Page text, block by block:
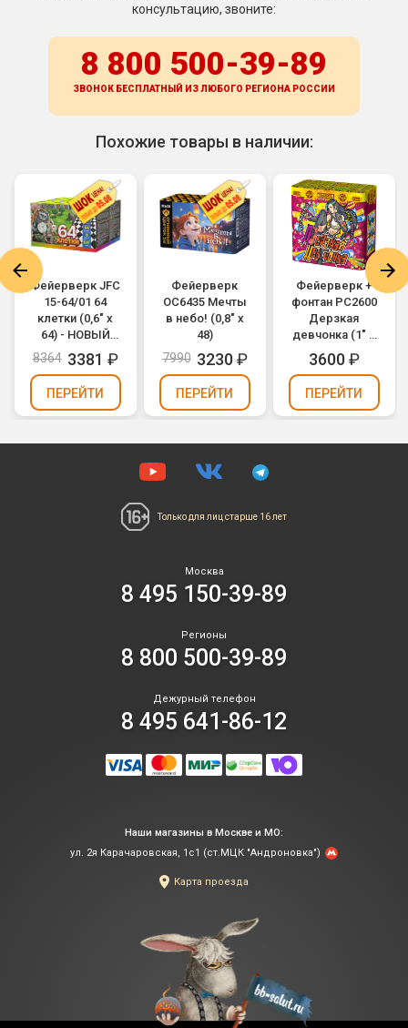
консультацию, звоните:
8 800 500-39-89
ЗВОНОК БЕСПЛАТНЫЙ ИЗ ЛЮБОГО РЕГИОНА РОССИИ
Похожие товары в наличии:
Фейерверк JFC
15-64/01 64
клетки (0,6" х
64) - НОВЫЙ
ЭФФЕКТ
2025/2026
8364 3381 ₽
ПЕРЕЙТИ
Фейерверк
ОС6435 Мечты
в небо! (0,8" х
48)
7990 3230₽
ПЕРЕЙТИ
Фейерверк +
фонтан РС2600
Дерзкая
девчонка (1" х
10)
3600₽
ПЕРЕЙТИ
Только для лиц старше 16 лет
Москва
8 495 150-39-89
Регионы
8 800 500-39-89
Дежурный телефон
8 495 641-86-12
Наши магазины в Москве и МО:
ул. 2я Карачаровская, 1с1 (ст.МЦК "Андроновка")
Карта проезда